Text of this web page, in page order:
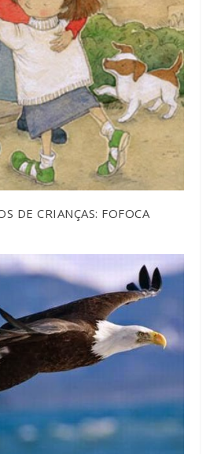
DE CRIANÇAS: FOFOCA